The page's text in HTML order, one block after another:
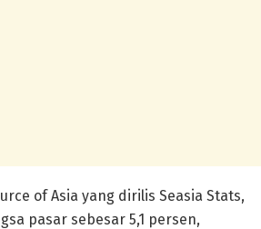
of Asia yang dirilis Seasia Stats,
pasar sebesar 5,1 persen,